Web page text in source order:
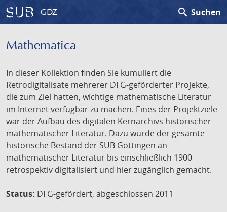
GDZ search Suchen
Mathematica
In dieser Kollektion finden Sie kumuliert die
Retrodigitalisate mehrerer DFG-geförderter Projekte,
die zum Ziel hatten, wichtige mathematische Literatur
im Internet verfügbar zu machen. Eines der Projektziele
war der Aufbau des digitalen Kernarchivs historischer
mathematischer Literatur. Dazu wurde der gesamte
historische Bestand der SUB Göttingen an
mathematischer Literatur bis einschließlich 1900
retrospektiv digitalisiert und hier zugänglich gemacht.
Status: DFG-gefördert, abgeschlossen 2011